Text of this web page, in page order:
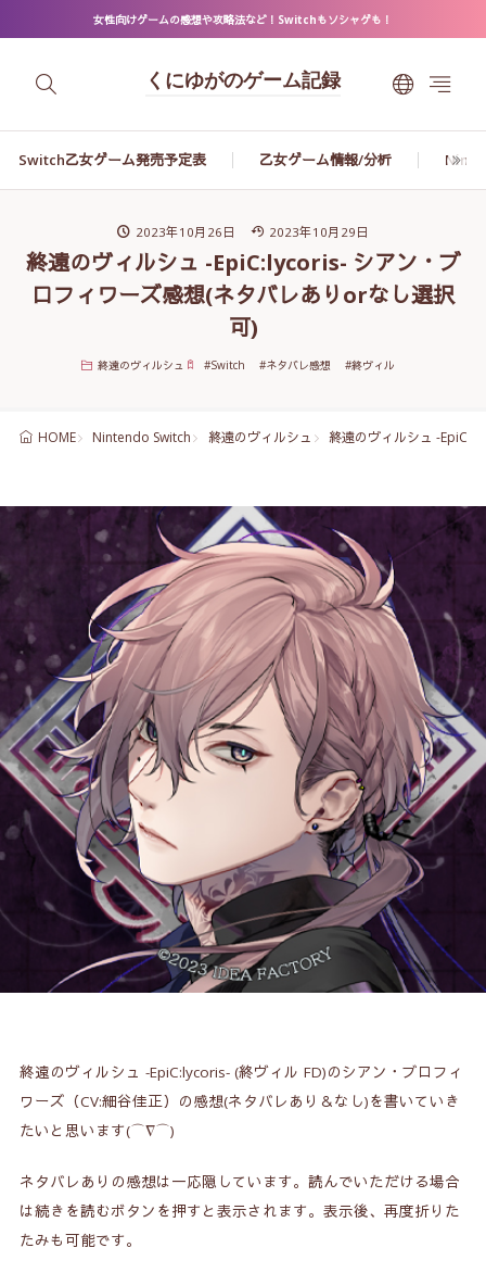
女性向けゲームの感想や攻略法など！Switchもソシャゲも！
くにゆがのゲーム記録
Switch乙女ゲーム発売予定表 乙女ゲーム情報/分析
2023年10月26日 2023年10月29日
終遠のヴィルシュ -EpiC:lycoris- シアン・ブ
ロフィワーズ感想(ネタバレありorなし選択
可)
終遠のヴィルシュ #Switch #ネタバレ感想 #終ヴィル
HOME Nintendo Switch 終遠のヴィルシュ 終遠のヴィルシュ -
終遠のヴィルシュ -EpiC:lycoris- (終ヴィル FD)のシアン・ブロフィ
ワーズ（CV:細谷佳正）の感想(ネタバレあり＆なし)を書いていき
たいと思います(⌒∇⌒)
ネタバレありの感想は一応隠しています。読んでいただける場合
は続きを読むボタンを押すと表示されます。表示後、再度折りた
たみも可能です。